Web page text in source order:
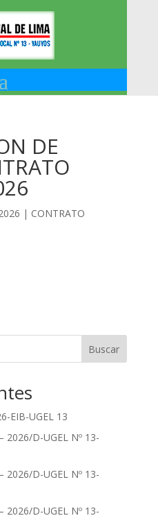
DE
| CONTRATO
Buscar
EIB-UGEL 13
2026/D-UGEL Nº 13-
2026/D-UGEL Nº 13-
2026/D-UGEL Nº 13-